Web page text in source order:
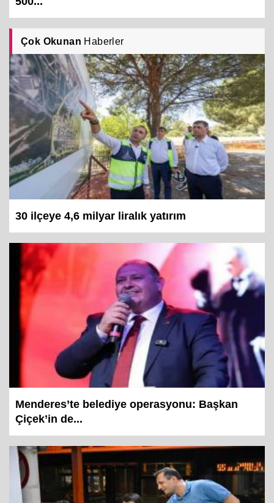
Çok Okunan Haberler
30 ilçeye 4,6 milyar liralık yatırım
Menderes’te belediye operasyonu: Başkan
Çiçek’in de...